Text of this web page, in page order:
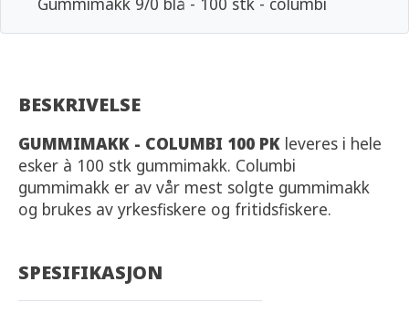
BESKRIVELSE
GUMMIMAKK - COLUMBI 100 PK leveres i hele
esker à 100 stk gummimakk. Columbi
gummimakk er av vår mest solgte gummimakk
og brukes av yrkesfiskere og fritidsfiskere.
SPESIFIKASJON